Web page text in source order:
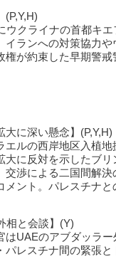
(P,Y,H)
ウクライナの首都キ
イランへの対策協力
権が約束した早期警戒
大に深い懸念】(P,Y,H)
エルの西岸地区入植
大に反対を示したブ
交渉による二国間解
メント。パレスチナと
相と会談】(Y)
はUAEのアブダッラ
パレスチナ間の緊張